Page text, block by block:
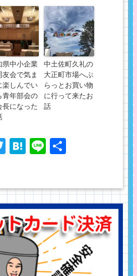
県中小企業
友会で気ま
楽しんでい
青年部会の
長になった
中土佐町久礼の
大正町市場へぷ
らっとお買い物
に行って来たお
話
Twitter
Hatena
Line